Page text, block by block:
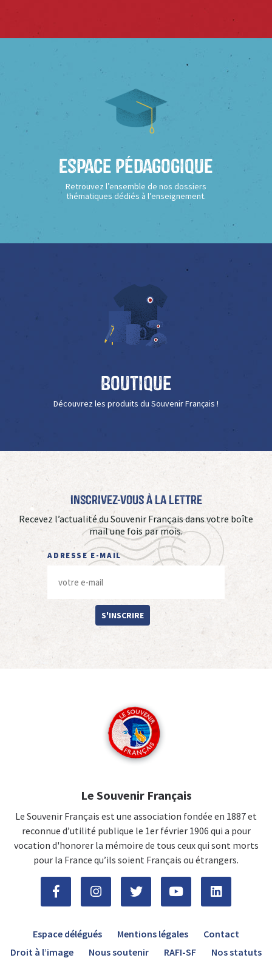
Espace Pédagogique
Retrouvez l’ensemble de nos dossiers
thématiques dédiés à l’enseignement.
Boutique
Découvrez les produits du Souvenir Français !
Inscrivez-vous à La Lettre
Recevez l’actualité du Souvenir Français dans votre boîte
mail une fois par mois.
ADRESSE E-MAIL
S'INSCRIRE
Le Souvenir Français
Le Souvenir Français est une association fondée en 1887 et
reconnue d’utilité publique le 1er février 1906 qui a pour
vocation d'honorer la mémoire de tous ceux qui sont morts
pour la France qu’ils soient Français ou étrangers.
Espace délégués Mentions légales
Contact
Droit à l’image
Nous soutenir RAFI-SF Nos statuts